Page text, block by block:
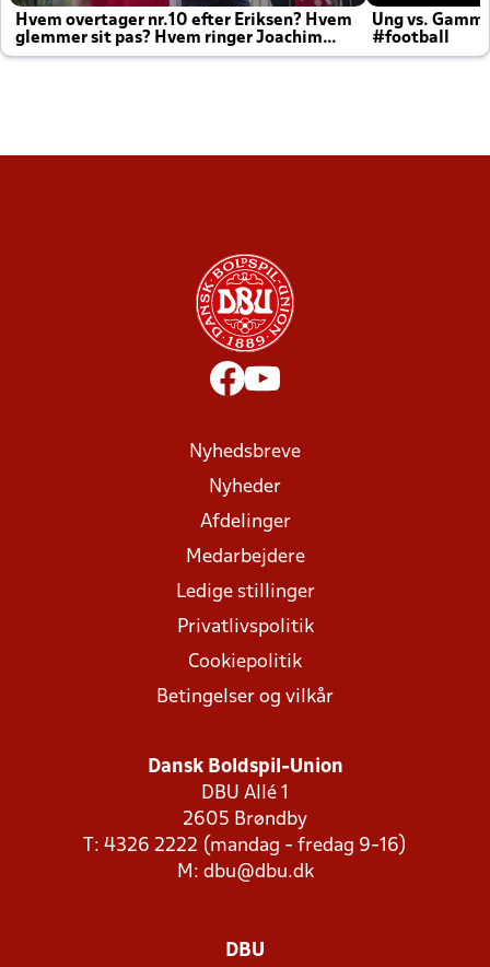
Hvem overtager nr.10 efter Eriksen? Hvem
glemmer sit pas? Hvem ringer Joachim
altid til efter kampe?
Ung vs.
#football
Nyhedsbreve
Nyheder
Afdelinger
Medarbejdere
Ledige stillinger
Privatlivspolitik
Cookiepolitik
Betingelser og vilkår
Dansk Boldspil-Union
DBU Allé 1
2605 Brøndby
T: 4326 2222 (mandag - fredag 9-16)
M: dbu@dbu.dk
DBU